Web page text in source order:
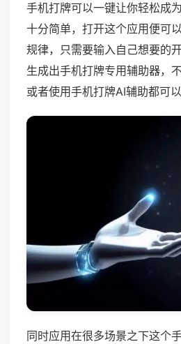
手机打牌可以一键让你轻松成
十分简单，打开这个应用便可
规律，只需要输入自己想要的
生成出手机打牌专用辅助器，
或者使用手机打牌AI辅助都可以
同时应用在很多场景之下这个